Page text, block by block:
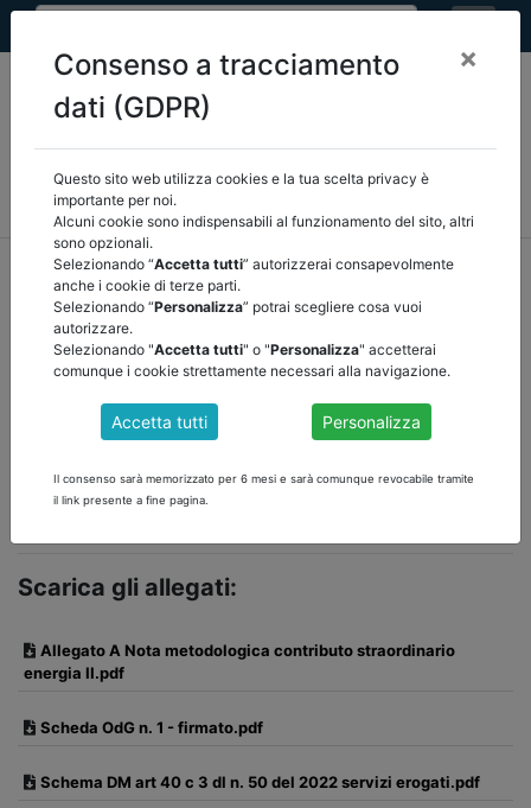
MEF FINANZA LOCALE/OSSERVATORIO
NORMATIVA
CORTE DEI CONTI E GIURISPRUDENZA
home documenti pubblici normativa/torna indietro
DOCUMENTI PUBBLICI
SECONDO RIPARTO FONDI PER RINCARI
ENERGIA
scarica i documenti
Scarica gli allegati:
Allegato A Nota metodologica contributo straordinario
energia II.pdf
Scheda OdG n. 1 - firmato.pdf
Schema DM art 40 c 3 dl n. 50 del 2022 servizi erogati.pdf
Consenso a tracciamento
dati (GDPR)
×
Questo sito web utilizza cookies e la tua scelta privacy è
importante per noi.
Alcuni cookie sono indispensabili al funzionamento del sito, altri
sono opzionali.
Selezionando “Accetta tutti” autorizzerai consapevolmente
anche i cookie di terze parti.
Selezionando “Personalizza” potrai scegliere cosa vuoi
autorizzare.
Selezionando "Accetta tutti" o "Personalizza" accetterai
comunque i cookie strettamente necessari alla navigazione.
Accetta tutti Personalizza
Il consenso sarà memorizzato per 6 mesi e sarà comunque revocabile tramite
il link presente a fine pagina.